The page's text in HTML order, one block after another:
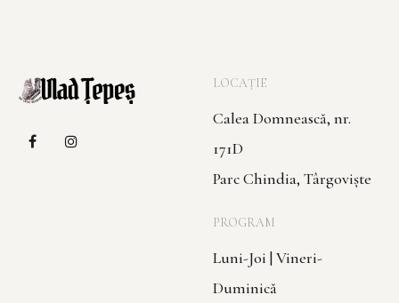
LOCAȚIE
Calea Domnească, nr.
171D
Parc Chindia, Târgoviște
PROGRAM
Luni-Joi | Vineri-
Duminică